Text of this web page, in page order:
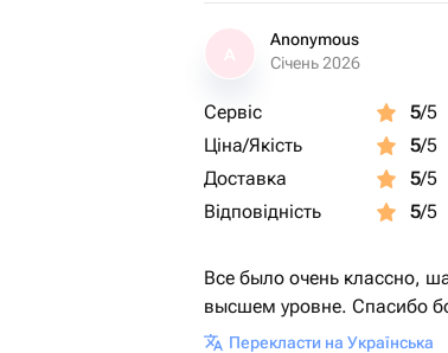
Anonymous
Січень 2026
Сервіс 5/5
Ціна/Якість
5/5
Доставка
5/5
Відповідність
5/5
Все было очень классно,
высшем уровне. Спасибо
Перекласти на Українська